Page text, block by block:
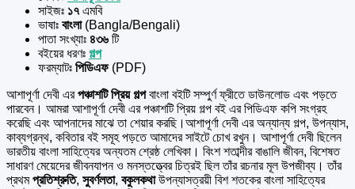
সাইজঃ ১৭ এমবি
ভাষাঃ বাংলা (Bangla/Bengali)
পাতা সংখ্যাঃ ৪৩৬ টি
বইয়ের ধরণঃ গল্প
ফরম্যাটঃ পিডিএফ (PDF)
আশাপূর্ণা দেবী এরপঞ্চাশটি প্রিয় গল্পবাংলা বইটি সম্পুর্ণ ফ্রীতে ডাউনলোড এবং পড়তে
পারবেন। আমরা আশাপূর্ণা দেবী এর পঞ্চাশটি প্রিয় গল্প বই এর পিডিএফ কপি সংগ্রহ
করেছি এবং আপনাদের মাঝে তা শেয়ার করছি।আশাপূর্ণা দেবী এর অন্যান্য গল্প, উপন্যাস,
কাব্যগ্রন্থ, কবিতার বই সমূহ পড়তে আমাদের সাইটে চোখ রখুন। আশাপূর্ণা দেবী ছিলেন
ভারতীয় বাংলা সাহিত্যের অন্যতম শ্রেষ্ঠ লেখিকা। বিংশ শতাব্দীর বাঙালি জীবন, বিশেষত
সাধারণ মেয়েদের জীবনযাপন ও মনস্তত্ত্বের চিত্রই ছিল তাঁর রচনার মূল উপজীব্য। তাঁর
প্রথমপ্রতিশ্রুতি, সুবর্ণলতা, বকুলকথাউপন্যাসত্রয়ী বিশ শতকের বাংলা সাহিত্যের